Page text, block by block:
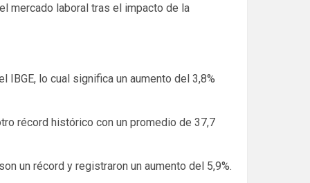
mercado laboral tras el impacto de la
lo cual significa un aumento del 3,8%
récord histórico con un promedio de 37,7
un récord y registraron un aumento del 5,9%.